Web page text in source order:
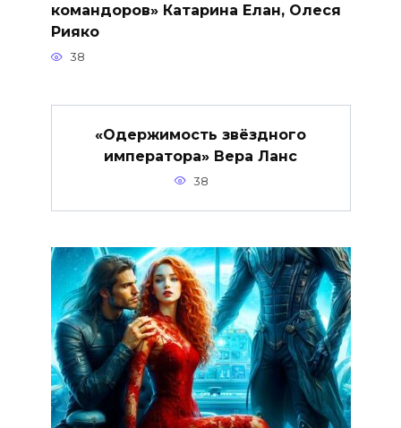
командоров» Катарина Елан, Олеся
Рияко
38
«Одержимость звёздного
императора» Вера Ланс
38